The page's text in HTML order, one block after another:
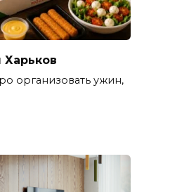
организовать ужин,